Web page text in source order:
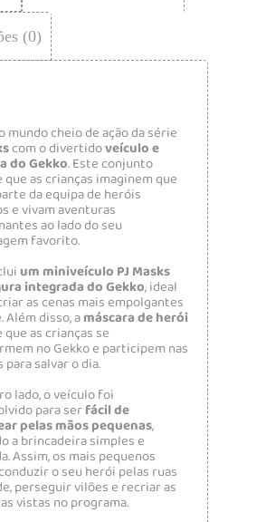
(0)
mundo cheio de ação da série
com o divertidoveículo e
doGekko. Este conjunto
as crianças imaginem que
da equipa de heróis
e vivam aventuras
ao lado do seu
favorito.
um miniveículo PJ Masks
integrada do Gekko, ideal
as cenas mais empolgantes
Além disso, amáscara de herói
as crianças se
no Gekko e participem nas
para salvar o dia.
lado, o veículo foi
para serfácil de
pelas mãos pequenas,
a brincadeira simples e
Assim, os mais pequenos
o seu herói pelas ruas
perseguir vilões e recriar as
vistas no programa.